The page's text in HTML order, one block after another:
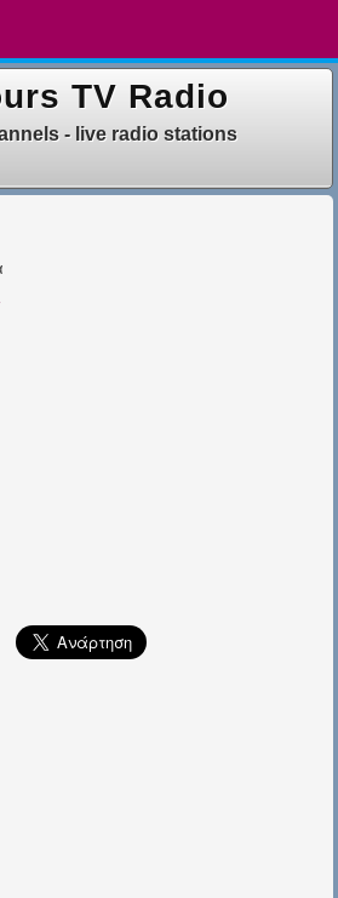
TV Radio
- live radio stations